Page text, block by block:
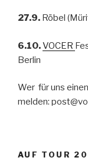
27.9. Röbel
6.10.VOCER
Berlin
Wer für uns
melden:
AUF TOUR